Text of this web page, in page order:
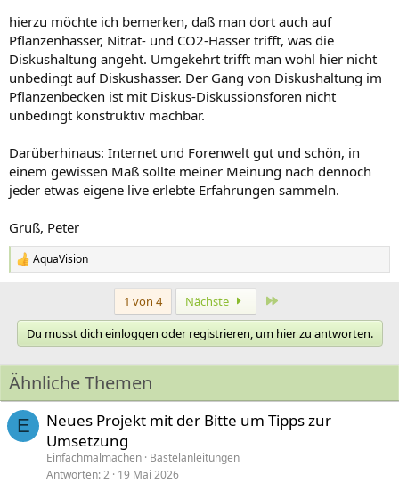
hierzu möchte ich bemerken, daß man dort auch auf
Pflanzenhasser, Nitrat- und CO2-Hasser trifft, was die
Diskushaltung angeht. Umgekehrt trifft man wohl hier nicht
unbedingt auf Diskushasser. Der Gang von Diskushaltung im
Pflanzenbecken ist mit Diskus-Diskussionsforen nicht
unbedingt konstruktiv machbar.
Darüberhinaus: Internet und Forenwelt gut und schön, in
einem gewissen Maß sollte meiner Meinung nach dennoch
jeder etwas eigene live erlebte Erfahrungen sammeln.
Gruß, Peter
R
e
t
o
n
e
n
:
AquaVision
1 von 4 Nächste
Du musst dich einloggen oder registrieren, um hier zu antworten.
Ähnliche Themen
E
Neues Projekt mit der Bitte um Tipps zur
Umsetzung
Einfachmalmachen Bastelanleitungen
Antworten 2 19 Mai 2026